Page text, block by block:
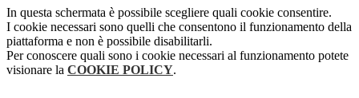
In questa schermata è possibile scegliere quali cookie consentire.
I cookie necessari sono quelli che consentono il funzionamento della
piattaforma e non è possibile disabilitarli.
Per conoscere quali sono i cookie necessari al funzionamento potete
visionare la COOKIE POLICY.